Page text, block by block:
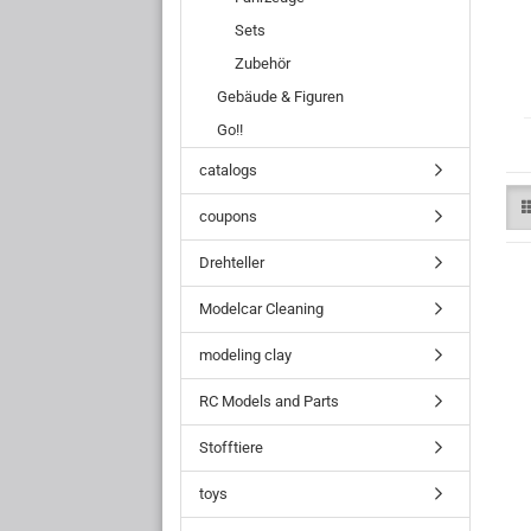
Sets
Zubehör
Gebäude & Figuren
Go!!
catalogs
coupons
Drehteller
Modelcar Cleaning
modeling clay
RC Models and Parts
Stofftiere
toys